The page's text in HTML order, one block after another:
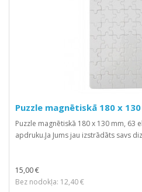
Puzzle magnētiskā 180 x
Puzzle magnētiskā 180 x 130 mm, 63
apdruku.Ja Jums jau izstrādāts savs
15,00 €
Bez nodokļa: 12,40 €